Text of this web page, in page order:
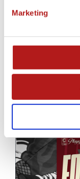
Marketing